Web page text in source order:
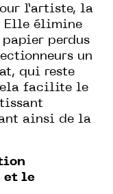
l’artiste, la
Elle élimine
perdus
un
qui reste
facilite le
ainsi de la
et le